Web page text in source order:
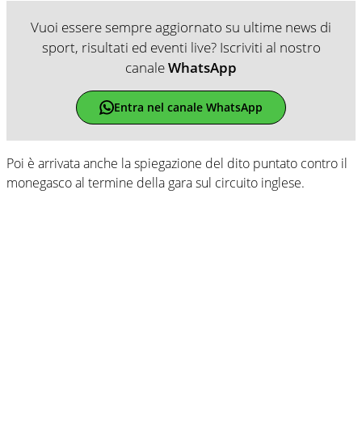
Vuoi essere sempre aggiornato su ultime news di
sport, risultati ed eventi live? Iscriviti al nostro
canaleWhatsApp
Entra nel canale WhatsApp
Poi è arrivata anche la spiegazione del dito puntato contro il
monegasco al termine della gara sul circuito inglese.